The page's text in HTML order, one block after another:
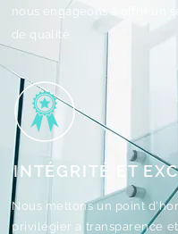
Nous mettons un point
privilégier a transparence
nous engageons à offrir un
de qualité.
INTÉGRITÉ ET